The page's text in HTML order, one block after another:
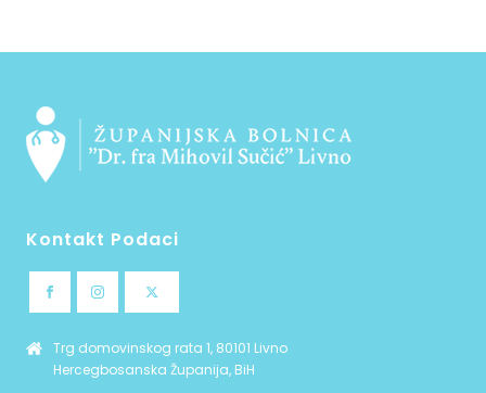
Kontakt Podaci
Trg domovinskog rata 1, 80101 Livno
Hercegbosanska Županija, BiH